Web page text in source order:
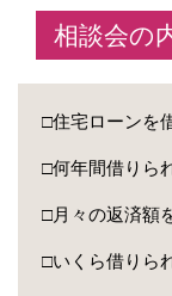
相談会の
□住宅ローンを
□何年間借りら
□月々の返済額
□いくら借りら